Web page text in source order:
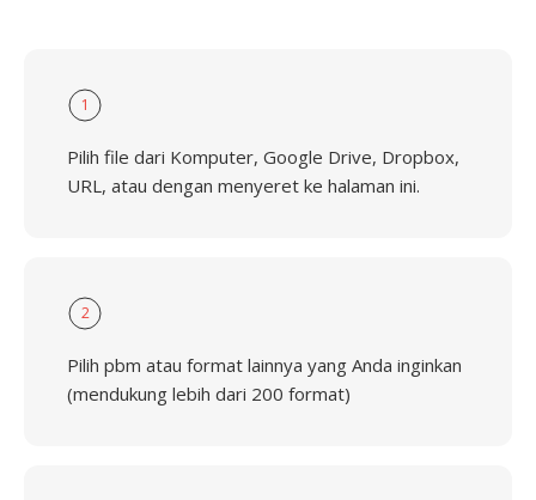
1
Pilih file dari Komputer, Google Drive, Dropbox,
URL, atau dengan menyeret ke halaman ini.
2
Pilih pbm atau format lainnya yang Anda inginkan
(mendukung lebih dari 200 format)